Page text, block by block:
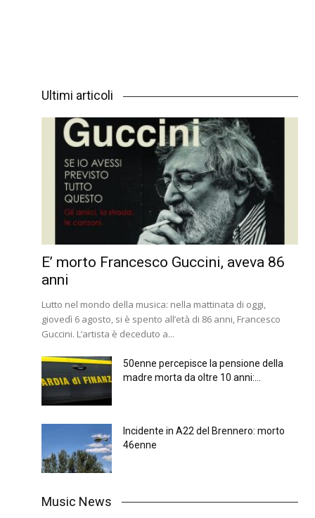
Ultimi articoli
E’ morto Francesco Guccini, aveva 86
anni
Lutto nel mondo della musica: nella mattinata di oggi,
giovedì 6 agosto, si è spento all’età di 86 anni, Francesco
Guccini. L’artista è deceduto a...
50enne percepisce la pensione della
madre morta da oltre 10 anni:...
Incidente in A22 del Brennero: morto
46enne
Music News